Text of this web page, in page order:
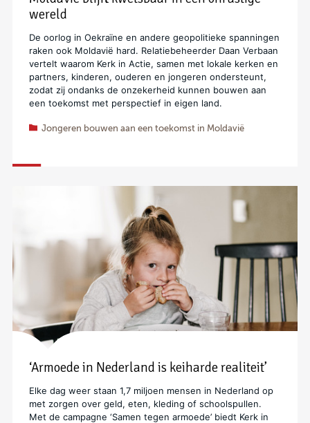
wereld
De oorlog in Oekraïne en andere geopolitieke spanningen
raken ook Moldavië hard. Relatiebeheerder Daan Verbaan
vertelt waarom Kerk in Actie, samen met lokale kerken en
partners, kinderen, ouderen en jongeren ondersteunt,
zodat zij ondanks de onzekerheid kunnen bouwen aan
een toekomst met perspectief in eigen land.
Jongeren bouwen aan een toekomst in Moldavië
‘Armoede in Nederland is keiharde realiteit’
Elke dag weer staan 1,7 miljoen mensen in Nederland op
met zorgen over geld, eten, kleding of schoolspullen.
Met de campagne ‘Samen tegen armoede’ biedt Kerk in